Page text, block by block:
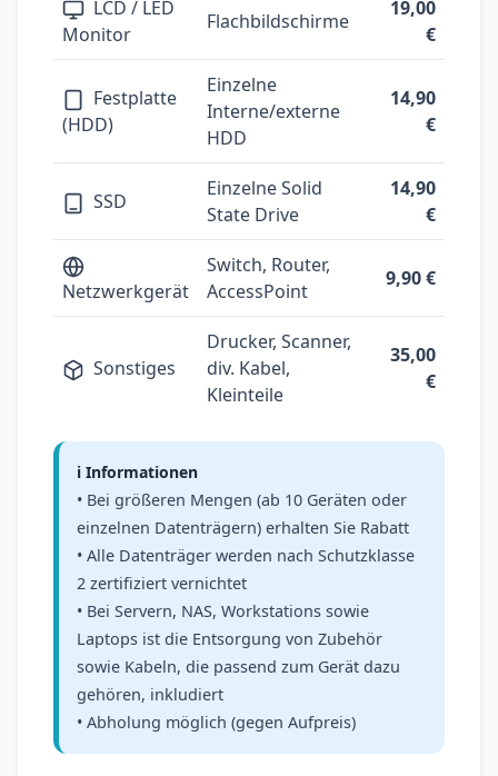
LCD / LED
Monitor
Flachbildschirme
19,00
€
Festplatte
(HDD)
Einzelne
Interne/externe
HDD
14,90
€
SSD
Einzelne Solid
State Drive
14,90
€
Netzwerkgerät
Switch, Router,
AccessPoint
9,90 €
Sonstiges
Drucker, Scanner,
div. Kabel,
Kleinteile
35,00
€
ℹ️ Informationen
• Bei größeren Mengen (ab 10 Geräten oder
einzelnen Datenträgern) erhalten Sie Rabatt
• Alle Datenträger werden nach Schutzklasse
2 zertifiziert vernichtet
• Bei Servern, NAS, Workstations sowie
Laptops ist die Entsorgung von Zubehör
sowie Kabeln, die passend zum Gerät dazu
gehören, inkludiert
• Abholung möglich (gegen Aufpreis)